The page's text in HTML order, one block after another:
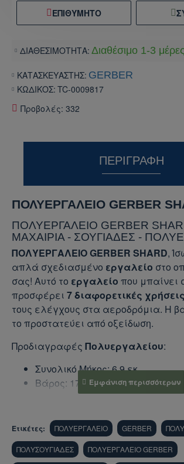
ΔΙΑΘΕΣΙΜΟΤΗΤΑ: Διαθέσιμο 1-3 μέρες
ΚΑΤΑΣΚΕΥΑΣΤΗΣ: GERBER
ΚΩΔΙΚΟΣ: TC-0009817
Προβολές: 332
ΕΠΙΘΥΜΗΤΌ
ΠΕΡΙΓΡΑΦΉ
ΠΟΛΥΕΡΓΑΛΕΙΟ GERBER
ΠΟΛΥΕΡΓΑΛΕΙΟ GERBER
ΜΑΧΑΙΡΙΑ - ΣΟΥΓΙΑΔΕΣ -
ΠΟΛΥΕΡΓΑΛΕΙΟ GERBER SHARD,
απλά σχεδιασμένο εργαλείο στο
σας! Αυτό το εργαλείο που μπαίνει
προσφέρει 7 διαφορετικές χρήσεις
τους ελέγχους στα αεροδρόμια. Η
το προστατεύει από οξείδωση.
Προδιαγραφές Πολυεργαλείου:
Συνολικό Μήκος: 6.9 εκ.
Βάρος: 17 γραμμάρια
Ανοξείδωτο Ατσάλι
Ασφαλές σε Αεροπλάνα
Ιδανικό Μέγεθος για χρήση
7 ΧρήσειςΠολυεργαλείου:
Ετικέτες: ΠΟΛΥΕΡΓΑΛΕΙΟ GERBER
ΠΟΛΥΣΟΥΓΙΑΔΕΣ ΠΟΛΥΕΡΓΑΛΕΙΟ GERBER